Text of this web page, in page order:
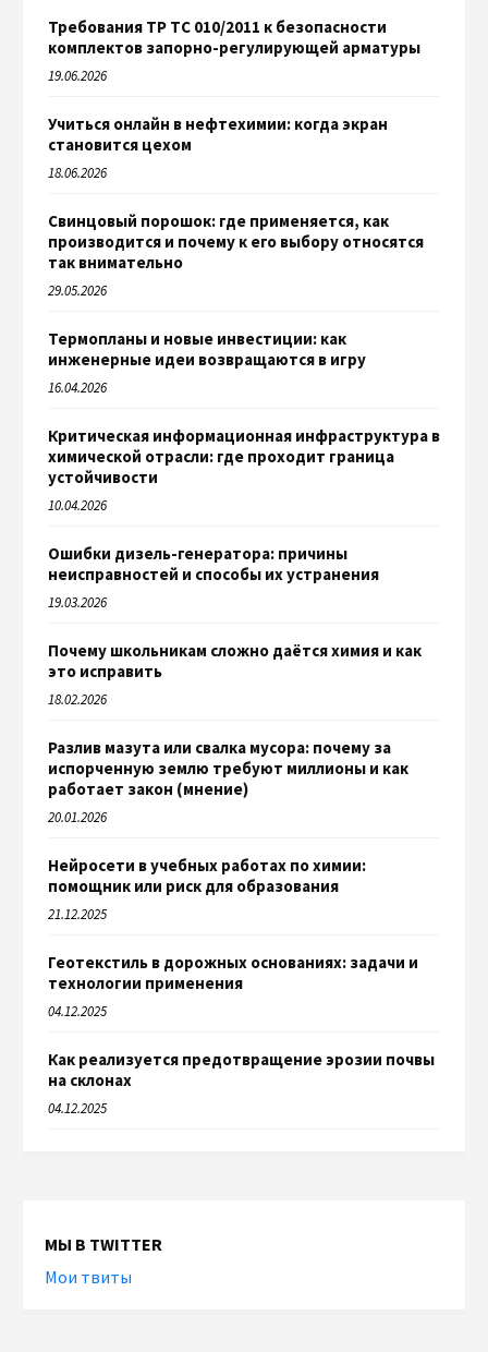
Требования ТР ТС 010/2011 к безопасности
комплектов запорно-регулирующей арматуры
19.06.2026
Учиться онлайн в нефтехимии: когда экран
становится цехом
18.06.2026
Свинцовый порошок: где применяется, как
производится и почему к его выбору относятся
так внимательно
29.05.2026
Термопланы и новые инвестиции: как
инженерные идеи возвращаются в игру
16.04.2026
Критическая информационная инфраструктура в
химической отрасли: где проходит граница
устойчивости
10.04.2026
Ошибки дизель-генератора: причины
неисправностей и способы их устранения
19.03.2026
Почему школьникам сложно даётся химия и как
это исправить
18.02.2026
Разлив мазута или свалка мусора: почему за
испорченную землю требуют миллионы и как
работает закон (мнение)
20.01.2026
Нейросети в учебных работах по химии:
помощник или риск для образования
21.12.2025
Геотекстиль в дорожных основаниях: задачи и
технологии применения
04.12.2025
Как реализуется предотвращение эрозии почвы
на склонах
04.12.2025
МЫ В TWITTER
Мои твиты